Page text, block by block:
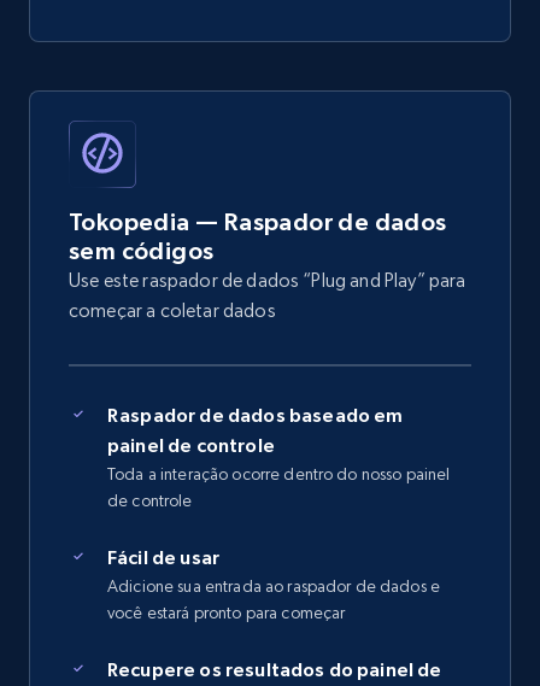
Tokopedia — Raspador de dados
sem códigos
Use este raspador de dados “Plug and Play” para
começar a coletar dados
Raspador de dados baseado em
painel de controle
Toda a interação ocorre dentro do nosso painel
de controle
Fácil de usar
Adicione sua entrada ao raspador de dados e
você estará pronto para começar
Recupere os resultados do painel de